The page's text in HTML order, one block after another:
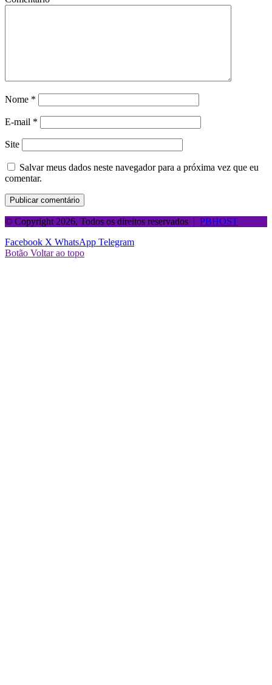
Nome *
E-mail *
Site
Salvar meus dados neste navegador para a próxima vez que eu
comentar.
© Copyright 2026, Todos os direitos reservados | PBHOST
Facebook X WhatsApp Telegram
Botão Voltar ao topo